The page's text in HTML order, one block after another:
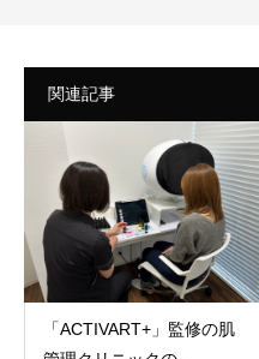
関連記事
「ACTIVART+」監修の肌